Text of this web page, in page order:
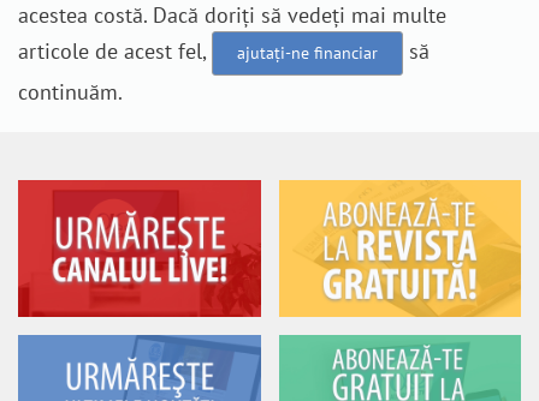
acestea costă. Dacă doriți să vedeți mai multe
articole de acest fel,
ajutați-ne financiar
să
continuăm.